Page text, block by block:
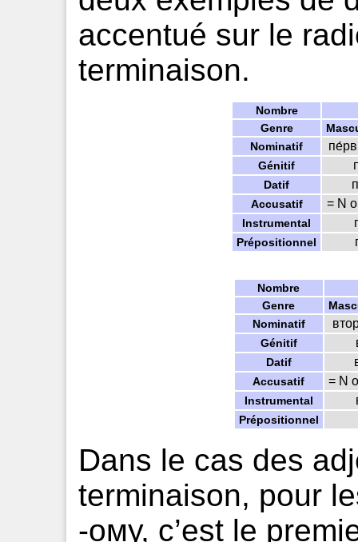
accentué sur le
terminaison.
Nombre
Genre
Nominatif
Génitif
Datif
Accusatif = N
Instrumental
Prépositionnel
Nombre
Genre
Nominatif
Génitif
Datif
Accusatif = N
Instrumental
Prépositionnel
Dans le cas des
terminaison, pour
-ому, c’est le